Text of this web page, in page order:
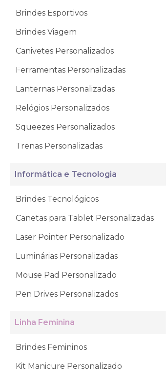
Brindes Esportivos
Brindes Viagem
Canivetes Personalizados
Ferramentas Personalizadas
Lanternas Personalizadas
Relógios Personalizados
Squeezes Personalizados
Trenas Personalizadas
Informática e Tecnologia
Brindes Tecnológicos
Canetas para Tablet Personalizadas
Laser Pointer Personalizado
Luminárias Personalizadas
Mouse Pad Personalizado
Pen Drives Personalizados
Linha Feminina
Brindes Femininos
Kit Manicure Personalizado